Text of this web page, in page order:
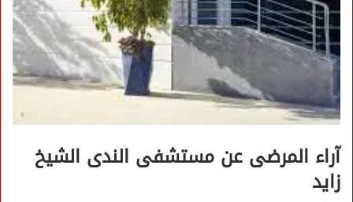
آراء المرضى عن مستشفى الندى الشيخ
زايد